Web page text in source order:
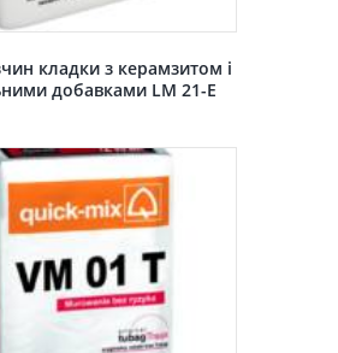
кладки з керамзитом і
добавками LM 21-E